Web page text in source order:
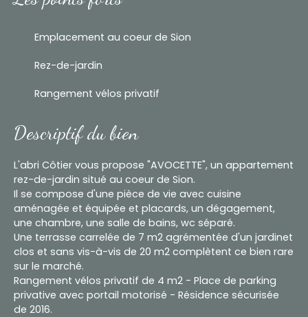
Emplacement au coeur de Sion
Rez-de-jardin
Rangement vélos privatif
Descriptif du bien
L'abri Côtier vous propose "AVOCETTE", un appartement
rez-de-jardin situé au coeur de Sion.
Il se compose d'une pièce de vie avec cuisine
aménagée et équipée et placards, un dégagement,
une chambre, une salle de bains, wc séparé.
Une terrasse carrelée de 7 m2 agrémentée d'un jardinet
clos et sans vis-à-vis de 20 m2 complètent ce bien rare
sur le marché.
Rangement vélos privatif de 4 m2 - Place de parking
privative avec portail motorisé - Résidence sécurisée
de 2016.